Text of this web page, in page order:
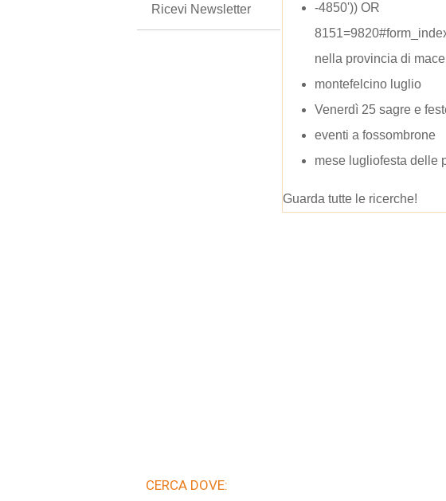
-4850')) OR
nella provincia di
montefelcino luglio
Venerdì 25 sagre e
eventi a fossombrone
mese lugliofesta delle
Guarda tutte le ricerche!
Ricevi Newsletter
CERCA DOVE: